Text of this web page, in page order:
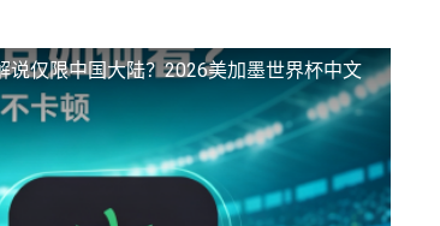
说仅限中国大陆？2026美加墨世界杯中文